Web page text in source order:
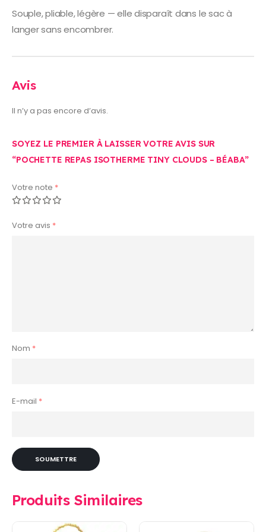
Souple, pliable, légère — elle disparaît dans le sac à
langer sans encombrer.
Avis
Il n’y a pas encore d’avis.
SOYEZ LE PREMIER À LAISSER VOTRE AVIS SUR
“POCHETTE REPAS ISOTHERME TINY CLOUDS – BÉABA”
Votre note *
Votre avis *
Nom *
E-mail *
Produits Similaires